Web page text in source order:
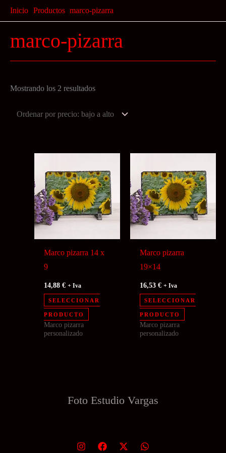
al
Inicio Productos marco-pizarra
marco-pizarra
Mostrando los 2 resultadosOrdenado
precio:
Marco pizarra 14 x
9
14,88€ + Iva
SELECCIONAR
PRODUCTO
Marco pizarra
personalizado
Marco pizarra
19×14
16,53€ + Iva
SELECCIONAR
PRODUCTO
Marco pizarra
personalizado
Foto Estudio Vargas